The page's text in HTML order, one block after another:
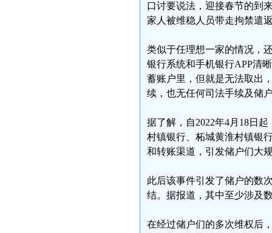
口讨要说法，迎接春节的到
家人被维稳人员带走拘禁遣
类似于任理想一家的情况，
银行系统和手机银行APP清
蓄账户里，但就是无法取出
续，也无任何司法手续及储
据了解，自2022年4月18日
村镇银行、柘城黄淮村镇银
和转账渠道，引发储户们大
此后该事件引发了储户的数
结。据报道，其中至少涉及
在经过储户们的多次维权后